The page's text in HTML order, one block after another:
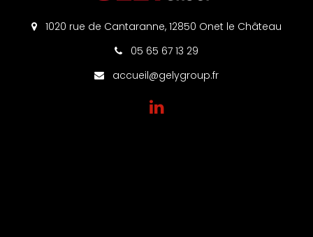
1020 rue de Cantaranne, 12850 Onet le Château
05 65 67 13 29
accueil@gelygroup.fr